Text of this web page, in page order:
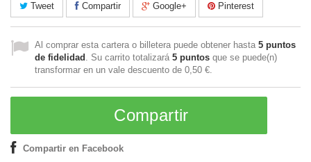
Tweet
Compartir Google+ Pinterest
Al comprar esta cartera o billetera puede obtener hasta 5 puntos
de fidelidad . Su carrito totalizará 5 puntos que se puede(n)
transformar en un vale descuento de 0,50 €.
Compartir
Compartir en Facebook